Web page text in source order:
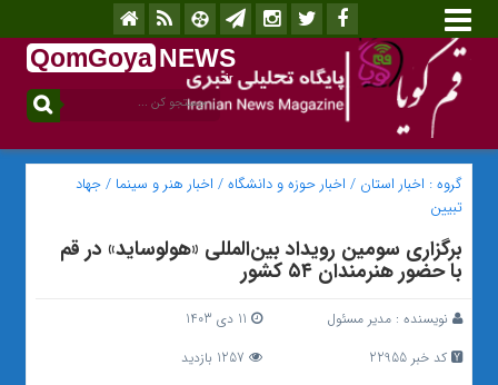
QomGoya NEWS
.ir
گروه : اخبار استان / اخبار حوزه و دانشگاه/ اخبار هنر و سینما /جهاد
تبیین
برگزاری سومین رویداد بین‌المللی «هولوساید» در قم
با حضور هنرمندان ۵۴ کشور
نویسنده : مدیر مسئول
کد خبر 22955